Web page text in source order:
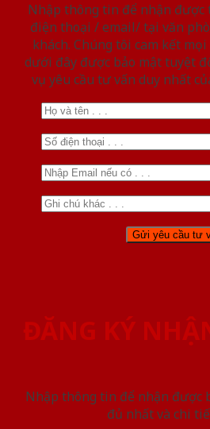
Nhập thông tin để nhận được
điện thoại / email/ tại văn
khách. Chúng tôi cam kết
dưới đây được bảo mật tuyệt
vụ yêu cầu tư vấn duy nhất
ĐĂNG KÝ
Nhập thông tin để nhận được
đủ nhất và chi